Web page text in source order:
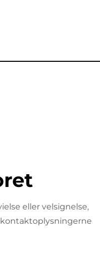
eller velsignelse,